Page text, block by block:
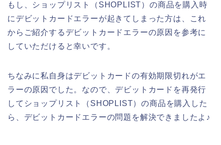
もし、ショップリスト（SHOPLIST）の商品を購入時
にデビットカードエラーが起きてしまった方は、これ
からご紹介するデビットカードエラーの原因を参考に
していただけると幸いです。
ちなみに私自身はデビットカードの有効期限切れがエ
ラーの原因でした。なので、デビットカードを再発行
してショップリスト（SHOPLIST）の商品を購入した
ら、デビットカードエラーの問題を解決できましたよ♪